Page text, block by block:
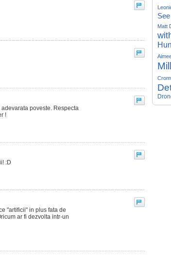
poveste. Respecta
!
:D
"artificii" in plus fata de
ar fi dezvolta intr-un
Matt